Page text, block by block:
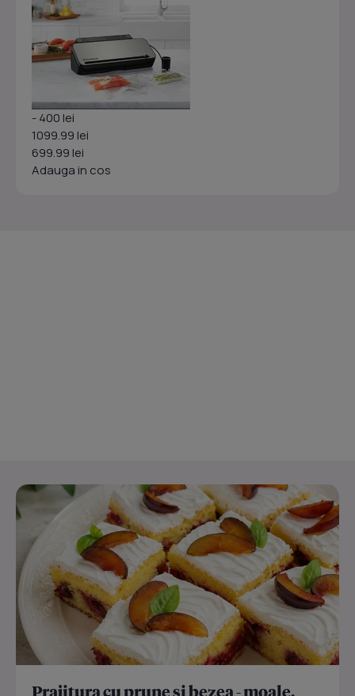
- 400 lei
1099.99 lei
699.99 lei
Adauga in cos
Prajitura cu prune si bezea - moale,